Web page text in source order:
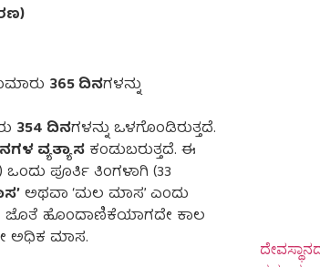
365 ದಿನಗಳನ್ನು
354 ದಿನಗಳನ್ನು ಒಳಗೊಂಡಿರುತ್ತದೆ.
ವ್ಯತ್ಯಾಸ ಕಂಡುಬರುತ್ತದೆ. ಈ
ಪೂರ್ತಿ ತಿಂಗಳಾಗಿ (33
ಅಥವಾ ‘ಮಲ ಮಾಸ’ ಎಂದು
ಜೊತೆ ಹೊಂದಾಣಿಕೆಯಾಗದೇ ಕಾಲ
ಅಧಿಕ ಮಾಸ.